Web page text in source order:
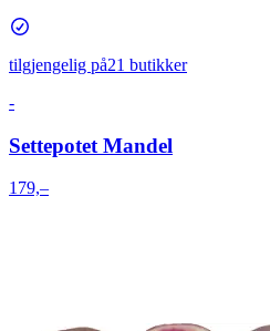
tilgjengelig på21 butikker
-
Settepotet Mandel
179,–